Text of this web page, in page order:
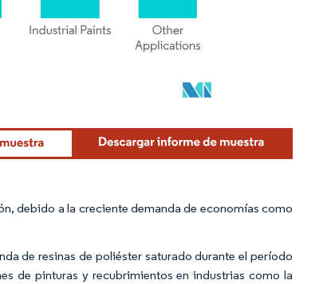
debido a la creciente demanda de economías como
de resinas de poliéster saturado durante el período
de pinturas y recubrimientos en industrias como la